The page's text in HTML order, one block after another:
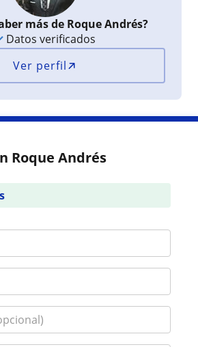
más de Roque Andrés?
Datos verificados
Ver perfil
Roque Andrés